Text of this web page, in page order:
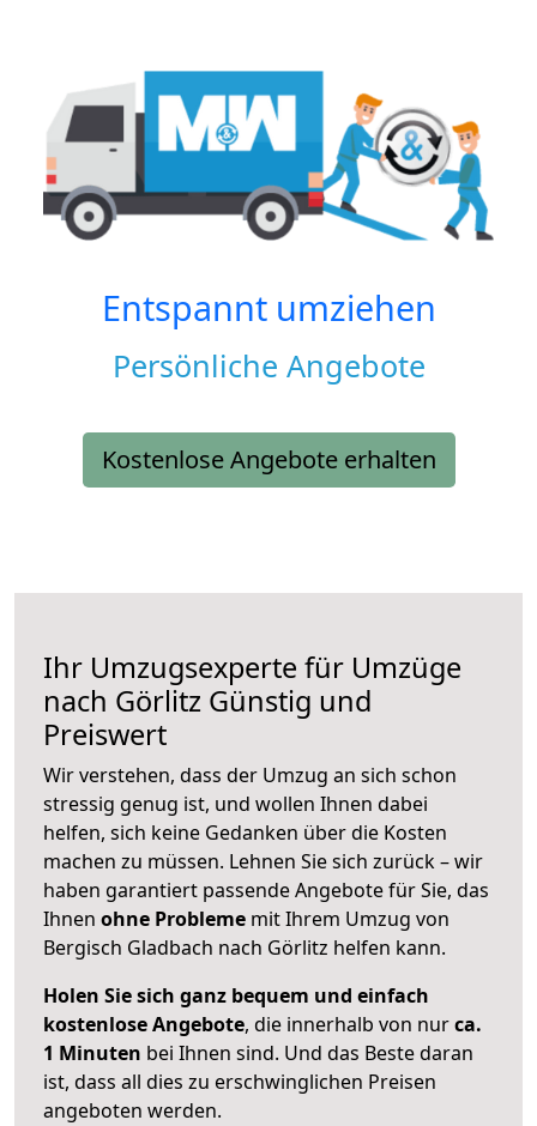
Entspannt umziehen
Persönliche Angebote
Kostenlose Angebote erhalten
Ihr Umzugsexperte für Umzüge
nach Görlitz Günstig und
Preiswert
Wir verstehen, dass der Umzug an sich schon
stressig genug ist, und wollen Ihnen dabei
helfen, sich keine Gedanken über die Kosten
machen zu müssen. Lehnen Sie sich zurück – wir
haben garantiert passende Angebote für Sie, das
Ihnen ohne Probleme mit Ihrem Umzug von
Bergisch Gladbach nach Görlitz helfen kann.
Holen Sie sich ganz bequem und einfach
kostenlose Angebote, die innerhalb von nurca.
1 Minuten bei Ihnen sind. Und das Beste daran
ist, dass all dies zu erschwinglichen Preisen
angeboten werden.